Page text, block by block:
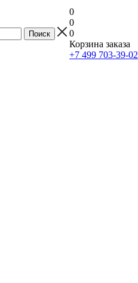
0
0
0
Корзина заказа
+7 499 703-39-02